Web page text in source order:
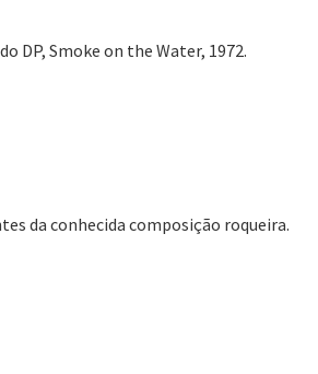
DP, Smoke on the Water, 1972.
da conhecida composição roqueira.